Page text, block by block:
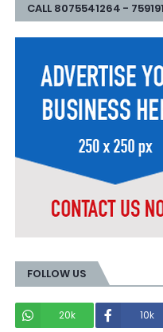
CALL 8075541264 -
FOLLOW US
20k
10k